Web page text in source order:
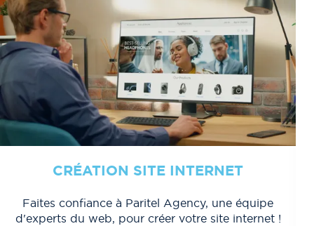
CRÉATION SITE INTERNET
Faites confiance à Paritel Agency, une équipe
d'experts du web, pour créer votre site internet !